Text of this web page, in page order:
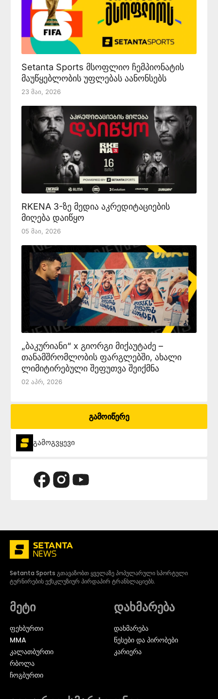
Setanta Sports მსოფლიო ჩემპიონატის
მაუწყებლობის უფლებას აანონსებს
23 Მაი, 2026
RKENA 3-ზე მედია აკრედიტაციების
მიღება დაიწყო
05 Მაი, 2026
„ბაკურიანი“ x გიორგი მიქაუტაძე –
თანამშრომლობის ფარგლებში, ახალი
ლიმიტირებული შეფუთვა შეიქმნა
02 Აპრ, 2026
გამოიწერე
გამოგვყევი
Setanta Sports გთავაზობთ ყველაზე პოპულარული სპორტული
ტურნირების ექსკლუზიურ პირდაპირ ტრანსლაციებს.
მეტი
ᲤᲔᲮᲑᲣᲠᲗᲘ
MMA
ᲙᲐᲚᲐᲗᲑᲣᲠᲗᲘ
ᲠᲑᲝᲚᲐ
ᲩᲝᲒᲑᲣᲠᲗᲘ
დახმარება
დახმარება
წესები და პირობები
კარიერა